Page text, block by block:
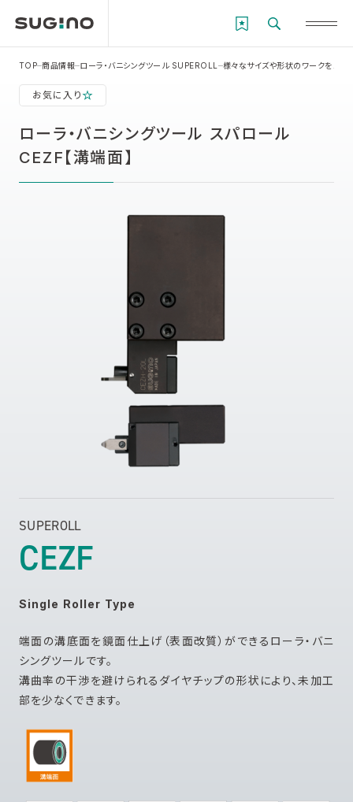
TOP 商品情報 ローラ・バニシングツール SUPEROLL 様々なサイズや形状のワークを１本
お気に入り
ローラ・バニシングツール スパロール
CEZF【溝端面】
SUPEROLL
CEZF
Single Roller Type
端面の溝底面を鏡面仕上げ（表面改質）ができるローラ・バニ
シングツールです。
溝曲率の干渉を避けられるダイヤチップの形状により、未加工
部を少なくできます。